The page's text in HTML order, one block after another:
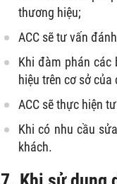
thương hiệu;
ACC sẽ tư vấn
Khi đàm phán các
hiệu trên cơ sở
ACC sẽ thực hiện
Khi có nhu cầu
khách.